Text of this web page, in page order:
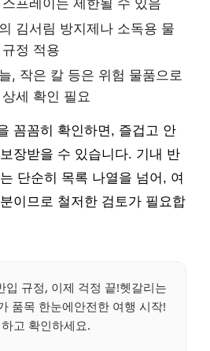
프레이는 제한될 수 있음
김서림 방지제나 소독용 물
정 적용
, 작은 칼 등은 위험 물품으로
세 확인 필요
꼼꼼히 확인하면, 즐겁고 안
장받을 수 있습니다. 기내 반
단순히 목록 나열을 넘어, 여
이므로 철저한 검토가 필요합
입 규정, 이제 걱정 끝!헷갈리는
품목 한눈에안전한 여행 시작!
고 확인하세요.